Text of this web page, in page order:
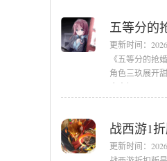
五等分的
更新时间：
《五等分的抢
角色三玖展开
令人怦
战西游1
更新时间：